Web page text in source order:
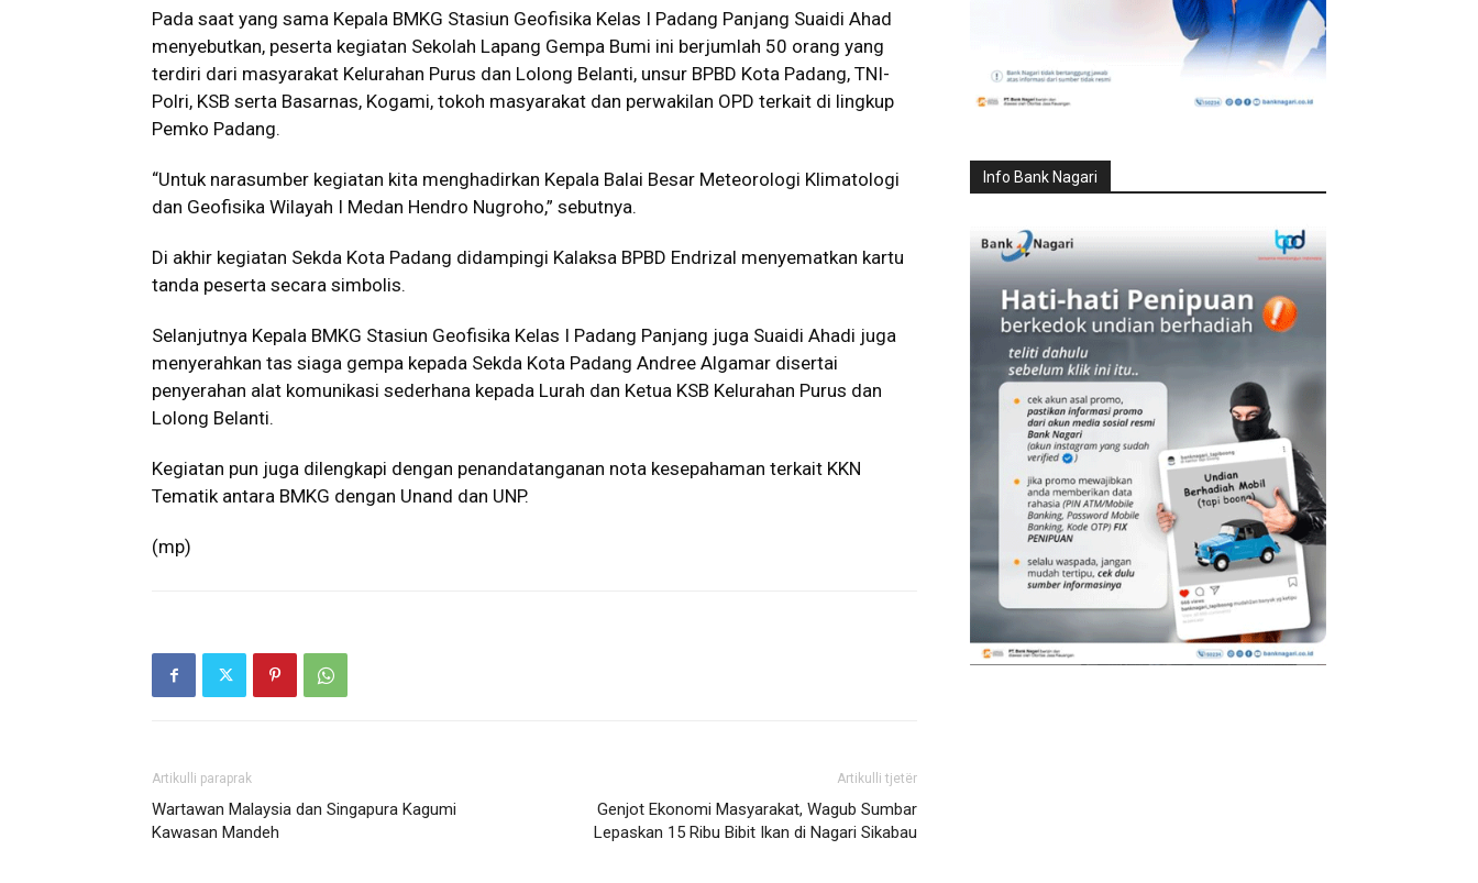
Pada saat yang sama Kepala BMKG Stasiun Geofisika Kelas I Padang Panjang Suaidi Ahad
menyebutkan, peserta kegiatan Sekolah Lapang Gempa Bumi ini berjumlah 50 orang yang
terdiri dari masyarakat Kelurahan Purus dan Lolong Belanti, unsur BPBD Kota Padang, TNI-
Polri, KSB serta Basarnas, Kogami, tokoh masyarakat dan perwakilan OPD terkait di lingkup
Pemko Padang.
“Untuk narasumber kegiatan kita menghadirkan Kepala Balai Besar Meteorologi Klimatologi
dan Geofisika Wilayah I Medan Hendro Nugroho,” sebutnya.
Di akhir kegiatan Sekda Kota Padang didampingi Kalaksa BPBD Endrizal menyematkan kartu
tanda peserta secara simbolis.
Selanjutnya Kepala BMKG Stasiun Geofisika Kelas I Padang Panjang juga Suaidi Ahadi juga
menyerahkan tas siaga gempa kepada Sekda Kota Padang Andree Algamar disertai
penyerahan alat komunikasi sederhana kepada Lurah dan Ketua KSB Kelurahan Purus dan
Lolong Belanti.
Kegiatan pun juga dilengkapi dengan penandatanganan nota kesepahaman terkait KKN
Tematik antara BMKG dengan Unand dan UNP.
(mp)
Artikulli paraprak
Wartawan Malaysia dan Singapura Kagumi
Kawasan Mandeh
Artikulli tjetër
Genjot Ekonomi Masyarakat, Wagub Sumbar
Lepaskan 15 Ribu Bibit Ikan di Nagari Sikabau
Info Bank Nagari